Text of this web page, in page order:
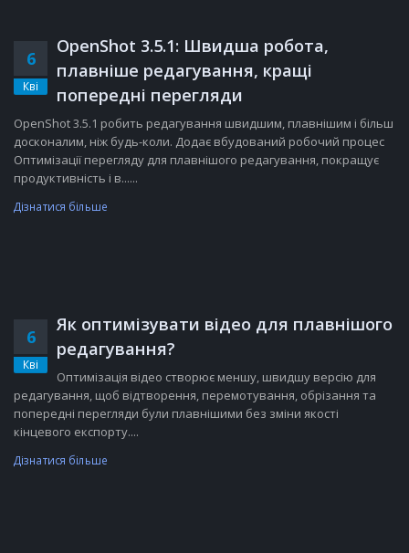
6
Кві
OpenShot 3.5.1: Швидша робота,
плавніше редагування, кращі
попередні перегляди
OpenShot 3.5.1 робить редагування швидшим, плавнішим і більш
досконалим, ніж будь-коли. Додає вбудований робочий процес
Оптимізації перегляду для плавнішого редагування, покращує
продуктивність і в......
Дізнатися більше
6
Кві
Як оптимізувати відео для плавнішого
редагування?
Оптимізація відео створює меншу, швидшу версію для
редагування, щоб відтворення, перемотування, обрізання та
попередні перегляди були плавнішими без зміни якості
кінцевого експорту....
Дізнатися більше